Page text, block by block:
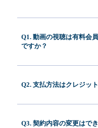
Q1. 動画の視聴は有料会
ですか？
Q2. 支払方法はクレジッ
Q3. 契約内容の変更はで